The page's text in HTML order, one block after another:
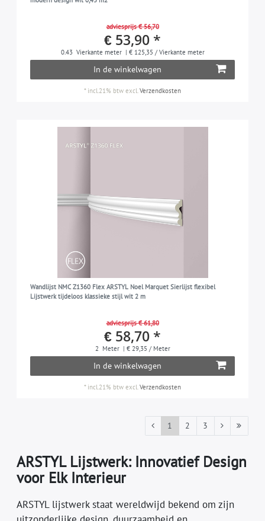
adviesprijs € 56,70
€ 53,90 *
0.43 Vierkante meter | € 125,35 / Vierkante meter
In de winkelwagen
* incl.21% btw excl.Verzendkosten
Wandlijst NMC Z1360 Flex ARSTYL Noel Marquet Sierlijst flexibel
Lijstwerk tijdeloos klassieke stijl wit 2 m
adviesprijs € 61,80
€ 58,70 *
2 Meter | € 29,35 / Meter
In de winkelwagen
* incl.21% btw excl. Verzendkosten
1 2 3
ARSTYL Lijstwerk: Innovatief Design
voor Elk Interieur
ARSTYL lijstwerk staat wereldwijd bekend om zijn